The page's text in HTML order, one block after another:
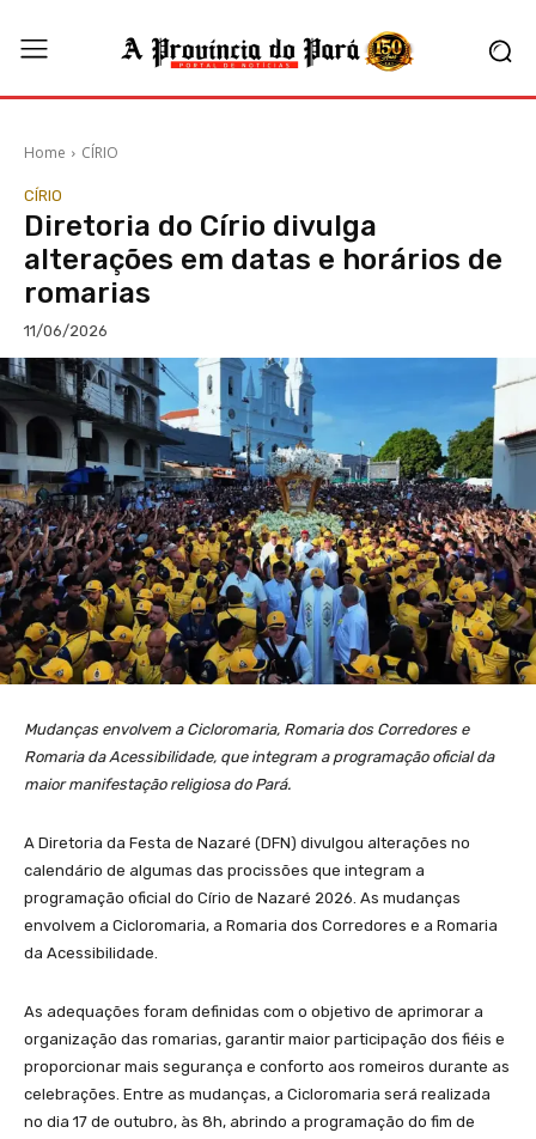
Home CÍRIO
CÍRIO
Diretoria do Círio divulga
alterações em datas e horários de
romarias
11/06/2026
Mudanças envolvem a Cicloromaria, Romaria dos Corredores e
Romaria da Acessibilidade, que integram a programação oficial da
maior manifestação religiosa do Pará.
A Diretoria da Festa de Nazaré (DFN) divulgou alterações no
calendário de algumas das procissões que integram a
programação oficial do Círio de Nazaré 2026. As mudanças
envolvem a Cicloromaria, a Romaria dos Corredores e a Romaria
da Acessibilidade.
As adequações foram definidas com o objetivo de aprimorar a
organização das romarias, garantir maior participação dos fiéis e
proporcionar mais segurança e conforto aos romeiros durante as
celebrações. Entre as mudanças, a Cicloromaria será realizada
no dia 17 de outubro, às 8h, abrindo a programação do fim de